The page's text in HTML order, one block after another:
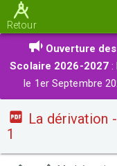
Retour
Ouverture
Scolaire 2026-2027 :
le 1er Septembre
La dérivation
1